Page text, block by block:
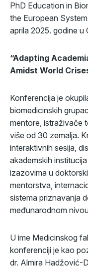
PhD Education in
the European
aprila 2025. godine
“Adapting
Amidst World
Konferencija je
biomedicinskih
mentore, istraživače
više od 30 zemalja.
interaktivnih sesija,
akademskih
izazovima u
mentorstva,
sistema priznavanja
međunarodnom
U ime Medicinskog
konferenciji je kao
dr. Almira Hadžović-